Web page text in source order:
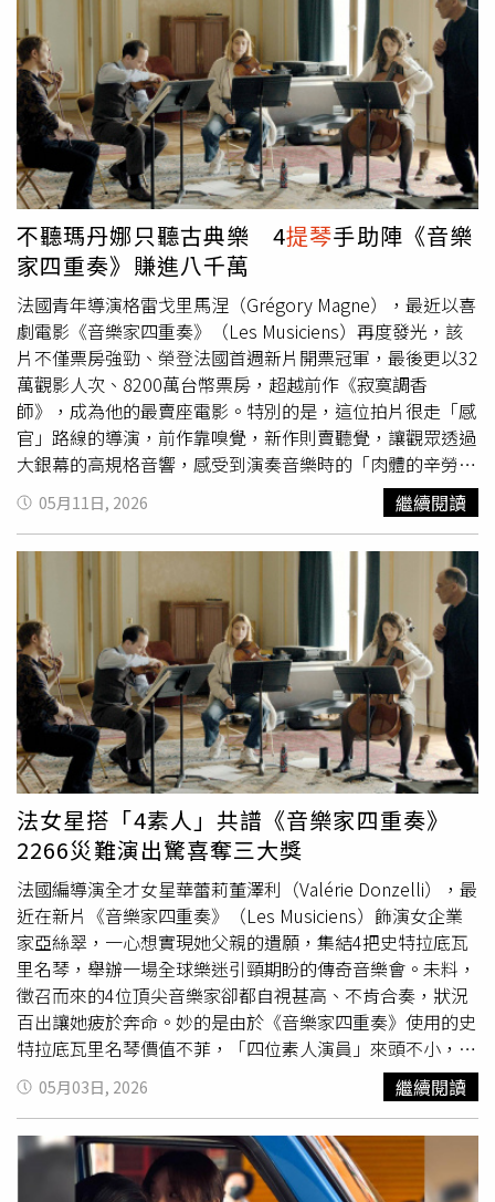
不聽瑪丹娜只聽古典樂 4提琴手助陣《音樂
家四重奏》賺進八千萬
法國青年導演格雷戈里馬涅（Grégory Magne），最近以喜
劇電影《音樂家四重奏》（Les Musiciens）再度發光，該
片不僅票房強勁、榮登法國首週新片開票冠軍，最後更以32
萬觀影人次、8200萬台幣票房，超越前作《寂寞調香
師》，成為他的最賣座電影。特別的是，這位拍片很走「感
官」路線的導演，前作靠嗅覺，新作則賣聽覺，讓觀眾透過
大銀幕的高規格音響，感受到演奏音樂時的「肉體的辛勞與
真實感」。《音樂家四重奏》的音樂家只專注在古典音樂世
界裡，甚至不知道「瑪丹娜」唱過什麼歌。（圖／海鵬提
供）導演格雷戈里馬涅不僅堅持找齊4名「有演技的正港音
樂家」才開拍，更請出備受推崇的法國配樂大師葛黑格瓦賀
哲（Grégoire Hertzel），創作出全新的弦樂四重奏樂章，
獲得影媒盛讚是「最動人的四重奏」，更獲土耳其伊茲密爾
國際音樂電影節最佳影片大獎。葛瑞格里馬涅拍戲靠感官
《音樂家四重奏》邀4提琴手助陣賺進八千萬。（圖／海鵬
提供）格雷戈里馬涅在法國中部勃根地長大。年輕時曾獨自
駕駛一艘帆船，從法國西部出發、橫跨大西洋前往巴西。他
帶著攝影機，拍攝一位落魄歌手憑藉體力與毅力的躲債旅
程，完成第一部電影《海上24小時》。從此他的創作便航行
在感官之上。第二部電影《寂寞調香師》，便以「嗅覺」探
索香氛世界，吸引艾曼紐德芙（Emmanuelle Devos）等知
名影星助陣，獲得極大成功，從此聲名大噪。馬涅之後更以
「聽覺」拍攝第三部電影《音樂家四重奏》（Les
Musiciens），劇情描述女富豪亞絲翠（華蕾莉董澤
利 Valérie Donzelli飾）剛獲得四把17世紀義大利提琴。她
想實現已故企業家父親的夢想，將這些價值連城的史特拉底
瓦里小提琴，組建一個四重奏樂隊，舉辦一場深具里程碑意
義的音樂會。《音樂家四重奏》的電影音樂，完全出自配樂
大師音樂葛黑格瓦賀哲（Grégoire Hertzel）之手。飾演四
重奏成員的「演員」，則都是正港的音樂家。就連飾演「作
曲家」的演員弗雷德里克皮耶羅（Frédéric Pierrot），本身
就是熱愛爵士樂的單簧管手。有趣的是，這些音樂家們常只
專注在古典音樂世界裡，甚至到了偏執的地步，有人甚至從
不知道「瑪丹娜」唱過什麼歌。但他們演出《音樂家四重
05月11日, 2026 繼續閱讀
法女星搭「4素人」共譜《音樂家四重奏》
2266災難演出驚喜奪三大獎
法國編導演全才女星華蕾莉董澤利（Valérie Donzelli），最
近在新片《音樂家四重奏》（Les Musiciens）飾演女企業
家亞絲翠，一心想實現她父親的遺願，集結4把史特拉底瓦
里名琴，舉辦一場全球樂迷引頸期盼的傳奇音樂會。未料，
徵召而來的4位頂尖音樂家卻都自視甚高、不肯合奏，狀況
百出讓她疲於奔命。妙的是由於《音樂家四重奏》使用的史
特拉底瓦里名琴價值不菲，「四位素人演員」來頭不小，全
都是專業音樂家。這群現實中的頂尖
手，得在鏡頭前假
裝「合奏極差」災難演出，卻常會因為演奏得「太順」而慘
遭導演葛瑞格里馬涅（Grégory Magne）喊卡。但當他們認
真拉出「業餘演出」時，「2266」的表現製造現場歡樂笑
果。法國喜劇女星華蕾莉董澤利在《音樂家四重奏》豪砸
05月03日, 2026 繼續閱讀